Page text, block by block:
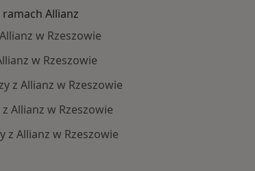
ramach Allianz
w Rzeszowie
w Rzeszowie
z Allianz w Rzeszowie
Allianz w Rzeszowie
z Allianz w Rzeszowie